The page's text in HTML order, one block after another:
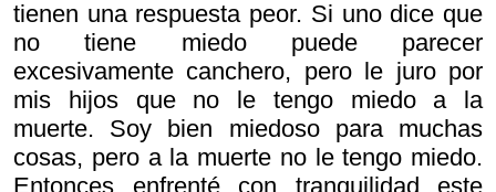
tienen una respuesta peor. Si uno dice que
no tiene miedo puede parecer
excesivamente canchero, pero le juro por
mis hijos que no le tengo miedo a la
muerte. Soy bien miedoso para muchas
cosas, pero a la muerte no le tengo miedo.
Entonces enfrenté con tranquilidad este